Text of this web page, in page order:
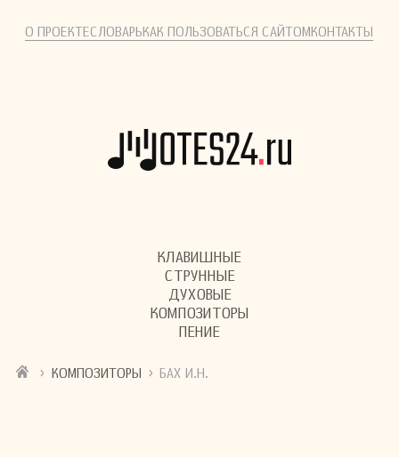
О ПРОЕКТЕСЛОВАРЬКАК ПОЛЬЗОВАТЬСЯ САЙТОМКОНТАКТЫ
КЛАВИШНЫЕ
СТРУННЫЕ
ДУХОВЫЕ
КОМПОЗИТОРЫ
ПЕНИЕ
› КОМПОЗИТОРЫ › БАХ И.Н.